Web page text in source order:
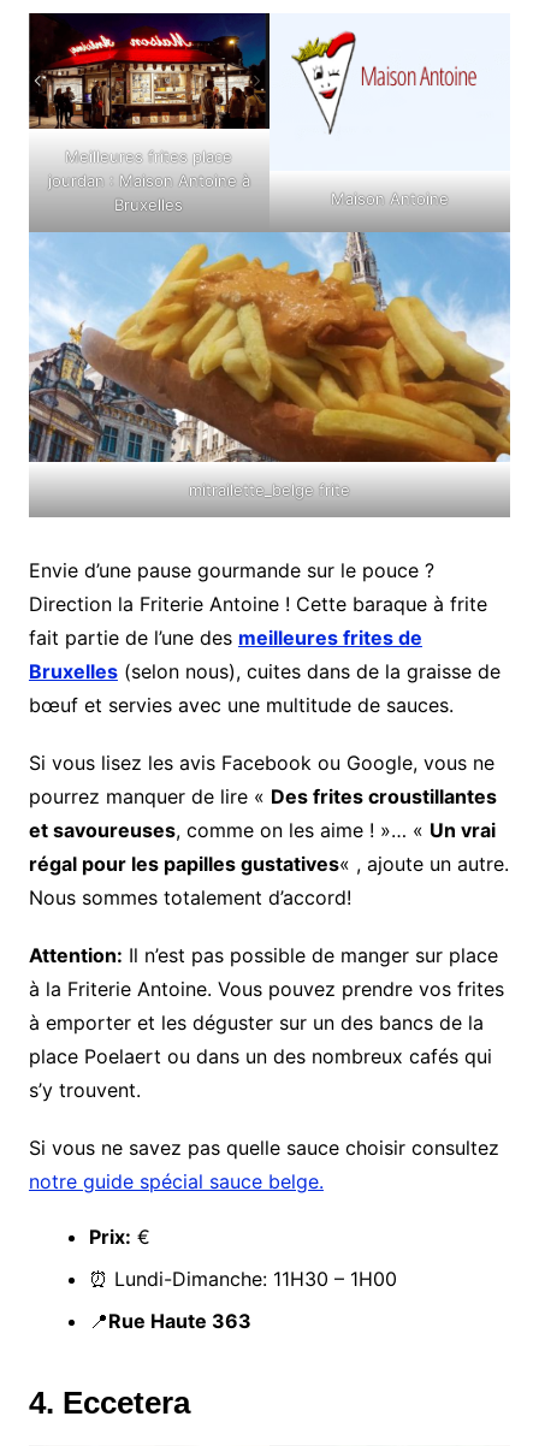
Meilleures frites place
jourdan : Maison Antoine à
Bruxelles
Maison Antoine
mitrailette_belge frite
Envie d’une pause gourmande sur le pouce ?
Direction la Friterie Antoine ! Cette baraque à frite
fait partie de l’une des meilleures frites de
Bruxelles(selon nous), cuites dans de la graisse de
bœuf et servies avec une multitude de sauces.
Si vous lisez les avis Facebook ou Google, vous ne
pourrez manquer de lire « Des frites croustillantes
et savoureuses, comme on les aime ! »… « Un vrai
régal pour les papilles gustatives« , ajoute un autre.
Nous sommes totalement d’accord!
Attention: Il n’est pas possible de manger sur place
à la Friterie Antoine. Vous pouvez prendre vos frites
à emporter et les déguster sur un des bancs de la
place Poelaert ou dans un des nombreux cafés qui
s’y trouvent.
Si vous ne savez pas quelle sauce choisir consultez
notre guide spécial sauce belge.
Prix: €
⏰ Lundi-Dimanche: 11H30 – 1H00
📍Rue Haute 363
4. Eccetera